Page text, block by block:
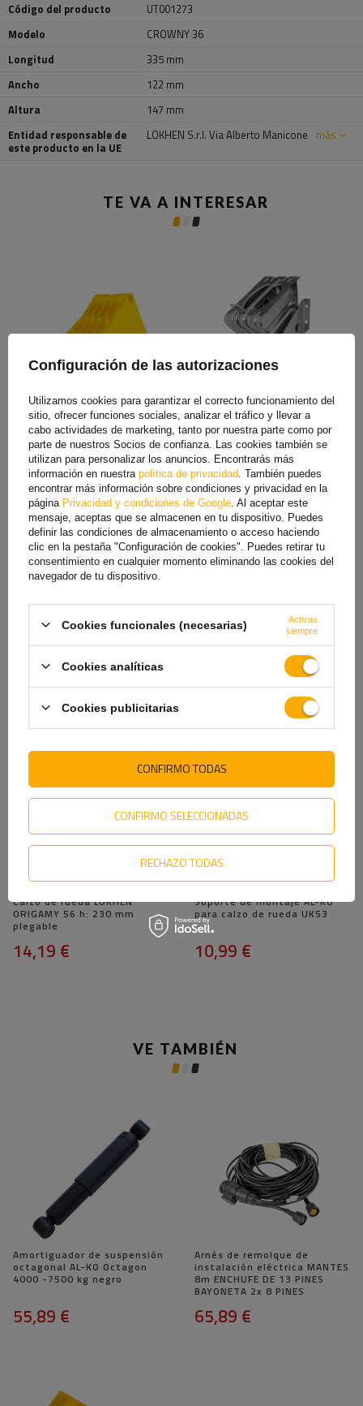
Código del producto
UT001273
Modelo
CROWNY 36
Longitud
335 mm
Ancho
122 mm
Altura
147 mm
Entidad responsable de
este producto en la UE
LOKHEN S.r.l. Via Alberto Manicone más
TE VA A INTERESAR
Calzo de rueda LOKHEN E53 h:
225 mm
17,29 €
Calzo de rueda con soporte
de montaje AL-KO UK36
h:161mm
23,00 €
para calzo de rueda Origama
5,99 €
Calzo de rueda LOKHEN G46
Calzo de rueda LOKHEN
ORIGAMY 56 h: 230 mm
plegable
14,19 €
Soporte de montaje AL-KO
para calzo de rueda UK53
10,99 €
VE TAMBIÉN
Amortiguador de suspensión
octagonal AL-KO Octagon
4000 -7500 kg negro
55,89 €
Arnés de remolque de
instalación eléctrica MANTES
8m ENCHUFE DE 13 PINES
BAYONETA 2x 8 PINES
65,89 €
Configuración de las autorizaciones
Utilizamos cookies para garantizar el correcto funcionamiento del
sitio, ofrecer funciones sociales, analizar el tráfico y llevar a
cabo actividades de marketing, tanto por nuestra parte como por
parte de nuestros Socios de confianza. Las cookies también se
utilizan para personalizar los anuncios. Encontrarás más
información en nuestra política de privacidad . También puedes
encontrar más información sobre condiciones y privacidad en la
página Privacidad y condiciones de Google . Al aceptar este
mensaje, aceptas que se almacenen en tu dispositivo. Puedes
definir las condiciones de almacenamiento o acceso haciendo
clic en la pestaña "Configuración de cookies". Puedes retirar tu
consentimiento en cualquier momento eliminando las cookies del
navegador de tu dispositivo.
Cookies funcionales (necesarias)
Activas
siempre
Cookies analíticas
Cookies publicitarias
CONFIRMO SELECCIONADAS
RECHAZO TODAS
CONFIRMO TODAS